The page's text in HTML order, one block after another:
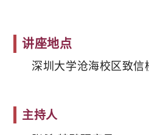
讲座地点
深圳大学沧海校区致信
主持人